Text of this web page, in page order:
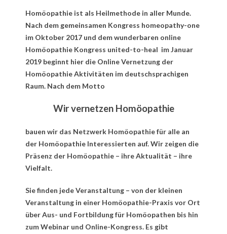
Homöopathie ist als Heilmethode in aller Munde.
Nach dem gemeinsamen Kongress homeopathy-one
im Oktober 2017 und dem wunderbaren online
Homöopathie Kongress united-to-heal im Januar
2019 beginnt hier die Online Vernetzung der
Homöopathie Aktivitäten im deutschsprachigen
Raum. Nach dem Motto
Wir vernetzen Homöopathie
bauen wir das Netzwerk Homöopathie für alle an
der Homöopathie Interessierten auf. Wir zeigen die
Präsenz der Homöopathie – ihre Aktualität – ihre
Vielfalt.
Sie finden jede Veranstaltung – von der kleinen
Veranstaltung in einer Homöopathie-Praxis vor Ort
über Aus- und Fortbildung für Homöopathen bis hin
zum Webinar und Online-Kongress. Es gibt